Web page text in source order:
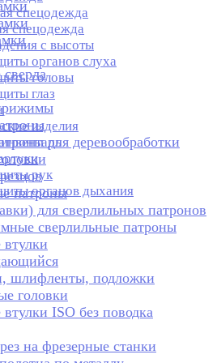
спецодежда
спецодежда
с высоты
органов слуха
головы
глаз
изделия
рук
органов дыхания
для деревообработки
патроны
для сверлильных патронов
сверлильные патроны
шлифленты, подложки
головки
ISO без поводка
на фрезерные станки